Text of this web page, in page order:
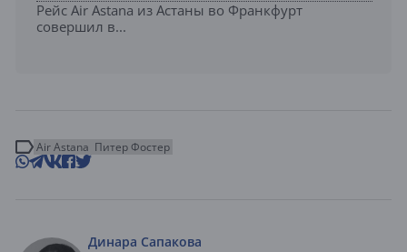
Рейс Air Astana из Астаны во Франкфурт
совершил в...
Air Astana Питер Фостер
Динара Сапакова